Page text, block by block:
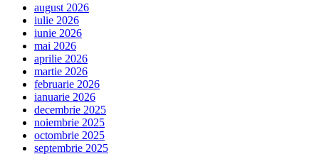
august 2026
iulie 2026
iunie 2026
mai 2026
aprilie 2026
martie 2026
februarie 2026
ianuarie 2026
decembrie 2025
noiembrie 2025
octombrie 2025
septembrie 2025